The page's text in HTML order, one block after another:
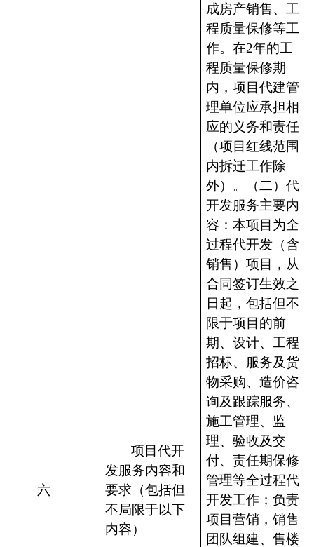
六
项目代开
发服务内容和
要求（包括但
不局限于以下
内容）
成房产销售、工
程质量保修等工
作。在2年的工
程质量保修期
内，项目代建管
理单位应承担相
应的义务和责任
（项目红线范围
内拆迁工作除
外）。（二）代
开发服务主要内
容：本项目为全
过程代开发（含
销售）项目，从
合同签订生效之
日起，包括但不
限于项目的前
期、设计、工程
招标、服务及货
物采购、造价咨
询及跟踪服务、
施工管理、监
理、验收及交
付、责任期保修
管理等全过程代
开发工作；负责
项目营销，销售
团队组建、售楼